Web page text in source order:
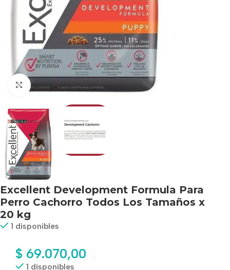
Haga clic para ampliar
Excellent Development Formula Para
Perro Cachorro Todos Los Tamaños x
20 kg
1 disponibles
$ 69.070,00
1 disponibles